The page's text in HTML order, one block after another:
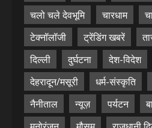
चलो चले देवभूमि
चारधाम
टेक्नॉलॉजी
ट्रेंडिंग खबरें
दिल्ली
दुर्घटना देश-विदेश
देहरादून/मसूरी
धर्म-संस्कृति
नैनीताल
न्यूज़ पर्यटन